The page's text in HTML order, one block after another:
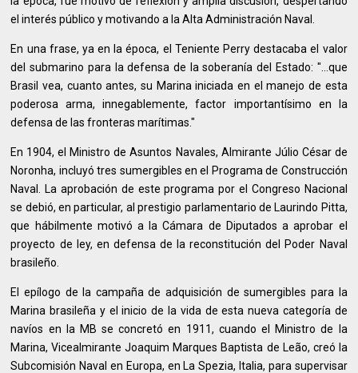
el interés público y motivando a la Alta Administración Naval.
En una frase, ya en la época, el Teniente Perry destacaba el valor
del submarino para la defensa de la soberanía del Estado: "...que
Brasil vea, cuanto antes, su Marina iniciada en el manejo de esta
poderosa arma, innegablemente, factor importantísimo en la
defensa de las fronteras marítimas."
En 1904, el Ministro de Asuntos Navales, Almirante Júlio César de
Noronha, incluyó tres sumergibles en el Programa de Construcción
Naval. La aprobación de este programa por el Congreso Nacional
se debió, en particular, al prestigio parlamentario de Laurindo Pitta,
que hábilmente motivó a la Cámara de Diputados a aprobar el
proyecto de ley, en defensa de la reconstitución del Poder Naval
brasileño.
El epílogo de la campaña de adquisición de sumergibles para la
Marina brasileña y el inicio de la vida de esta nueva categoría de
navíos en la MB se concretó en 1911, cuando el Ministro de la
Marina, Vicealmirante Joaquim Marques Baptista de Leão, creó la
Subcomisión Naval en Europa, en La Spezia, Italia, para supervisar